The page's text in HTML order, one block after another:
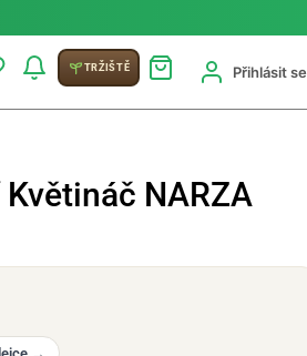
TRŽIŠTĚ Přihlásit se
NARZA